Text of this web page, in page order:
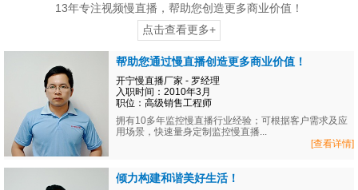
13年专注视频慢直播，帮助您创造更多商业价值！
点击查看更多+
帮助您通过慢直播创造更多商业价值！
开宁慢直播厂家 - 罗经理
入职时间：2010年3月
职位：高级销售工程师
拥有10多年监控慢直播行业经验；可根据客户需求及应
用场景，快速量身定制监控慢直播...
[查看详情]
倾力构建和谐美好生活！